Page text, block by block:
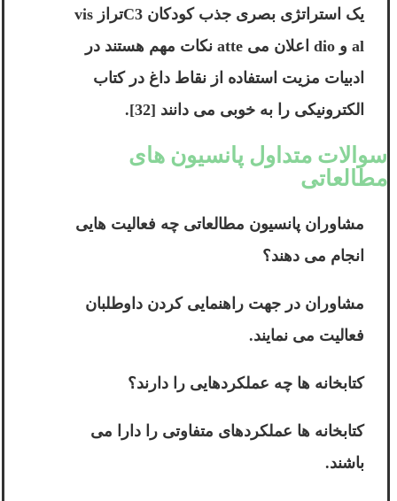
یک استراتژی بصری جذب کودکان C3تراز vis
al و dio اعلان می atte نکات مهم هستند در
ادبیات مزیت استفاده از نقاط داغ در کتاب
الکترونیکی را به خوبی می دانند [32].
سوالات متداول پانسیون های
مطالعاتی
مشاوران پانسیون مطالعاتی چه فعالیت هایی
انجام می دهند؟
مشاوران در جهت راهنمایی کردن داوطلبان
فعالیت می نمایند.
کتابخانه ها چه عملکردهایی را دارند؟
کتابخانه ها عملکردهای متفاوتی را دارا می
باشند.